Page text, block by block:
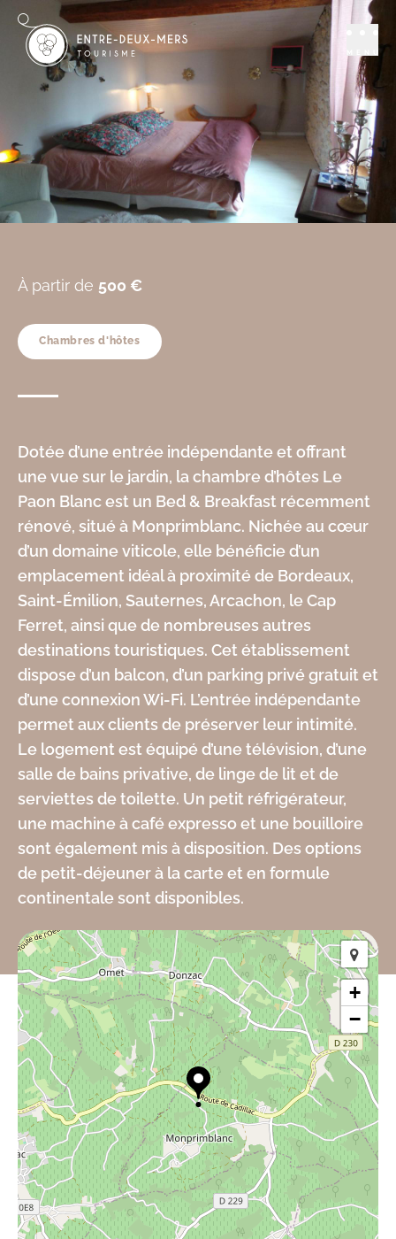
MENU
Chambre D’hôtes
Le Paon Blanc
MONPRIMBLANC
Ajouter aux favoris
À partir de 500 €
Chambres d'hôtes
Dotée d’une entrée indépendante et offrant
une vue sur le jardin, la chambre d’hôtes Le
Paon Blanc est un Bed & Breakfast récemment
rénové, situé à Monprimblanc. Nichée au cœur
d’un domaine viticole, elle bénéficie d’un
emplacement idéal à proximité de Bordeaux,
Saint-Émilion, Sauternes, Arcachon, le Cap
Ferret, ainsi que de nombreuses autres
destinations touristiques. Cet établissement
dispose d’un balcon, d’un parking privé gratuit et
d’une connexion Wi-Fi. L’entrée indépendante
permet aux clients de préserver leur intimité.
Le logement est équipé d’une télévision, d’une
salle de bains privative, de linge de lit et de
serviettes de toilette. Un petit réfrigérateur,
une machine à café expresso et une bouilloire
sont également mis à disposition. Des options
de petit-déjeuner à la carte et en formule
continentale sont disponibles.
+
−